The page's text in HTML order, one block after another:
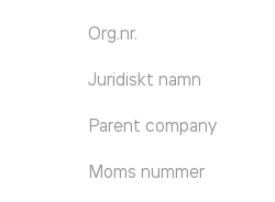
Org.nr.
Juridiskt namn
Parent company
Moms nummer